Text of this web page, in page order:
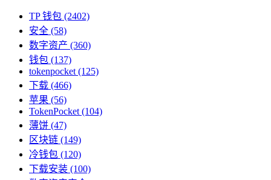
TP 钱包 (2402)
安全 (58)
数字资产 (360)
钱包 (137)
tokenpocket (125)
下载 (466)
苹果 (56)
TokenPocket (104)
薄饼 (47)
区块链 (149)
冷钱包 (120)
下载安装 (100)